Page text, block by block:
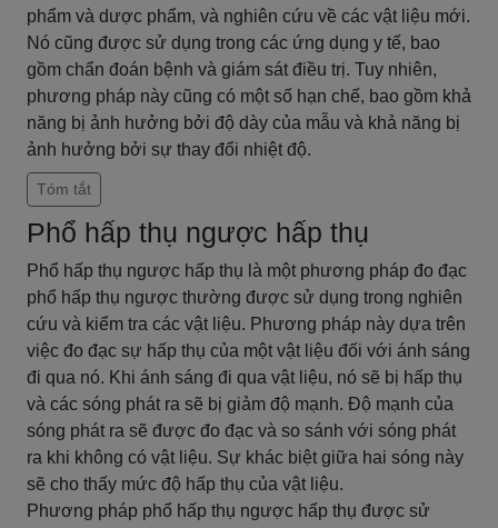
phẩm và dược phẩm, và nghiên cứu về các vật liệu mới.
Nó cũng được sử dụng trong các ứng dụng y tế, bao
gồm chẩn đoán bệnh và giám sát điều trị. Tuy nhiên,
phương pháp này cũng có một số hạn chế, bao gồm khả
năng bị ảnh hưởng bởi độ dày của mẫu và khả năng bị
ảnh hưởng bởi sự thay đổi nhiệt độ.
Tóm tắt
Phổ hấp thụ ngược hấp thụ
Phổ hấp thụ ngược hấp thụ là một phương pháp đo đạc
phổ hấp thụ ngược thường được sử dụng trong nghiên
cứu và kiểm tra các vật liệu. Phương pháp này dựa trên
việc đo đạc sự hấp thụ của một vật liệu đối với ánh sáng
đi qua nó. Khi ánh sáng đi qua vật liệu, nó sẽ bị hấp thụ
và các sóng phát ra sẽ bị giảm độ mạnh. Độ mạnh của
sóng phát ra sẽ được đo đạc và so sánh với sóng phát
ra khi không có vật liệu. Sự khác biệt giữa hai sóng này
sẽ cho thấy mức độ hấp thụ của vật liệu.
Phương pháp phổ hấp thụ ngược hấp thụ được sử